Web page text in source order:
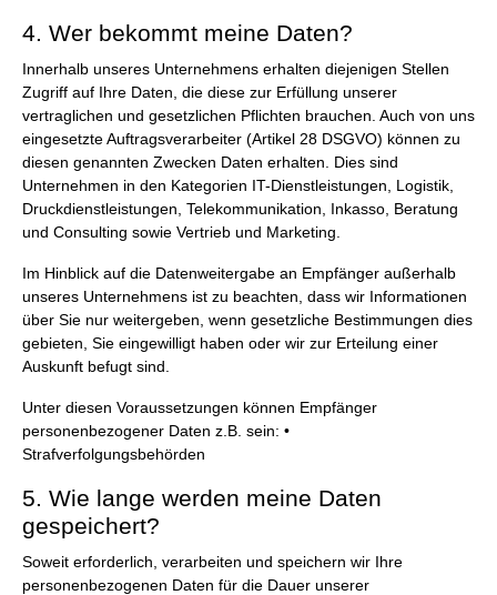
4. Wer bekommt meine Daten?
Innerhalb unseres Unternehmens erhalten diejenigen Stellen
Zugriff auf Ihre Daten, die diese zur Erfüllung unserer
vertraglichen und gesetzlichen Pflichten brauchen. Auch von uns
eingesetzte Auftragsverarbeiter (Artikel 28 DSGVO) können zu
diesen genannten Zwecken Daten erhalten. Dies sind
Unternehmen in den Kategorien IT-Dienstleistungen, Logistik,
Druckdienstleistungen, Telekommunikation, Inkasso, Beratung
und Consulting sowie Vertrieb und Marketing.
Im Hinblick auf die Datenweitergabe an Empfänger außerhalb
unseres Unternehmens ist zu beachten, dass wir Informationen
über Sie nur weitergeben, wenn gesetzliche Bestimmungen dies
gebieten, Sie eingewilligt haben oder wir zur Erteilung einer
Auskunft befugt sind.
Unter diesen Voraussetzungen können Empfänger
personenbezogener Daten z.B. sein: •
Strafverfolgungsbehörden
5. Wie lange werden meine Daten
gespeichert?
Soweit erforderlich, verarbeiten und speichern wir Ihre
personenbezogenen Daten für die Dauer unserer